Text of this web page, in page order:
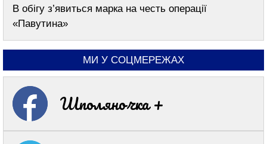
В обігу з’явиться марка на честь операції
«Павутина»
МИ У СОЦМЕРЕЖАХ
Шполяночка +